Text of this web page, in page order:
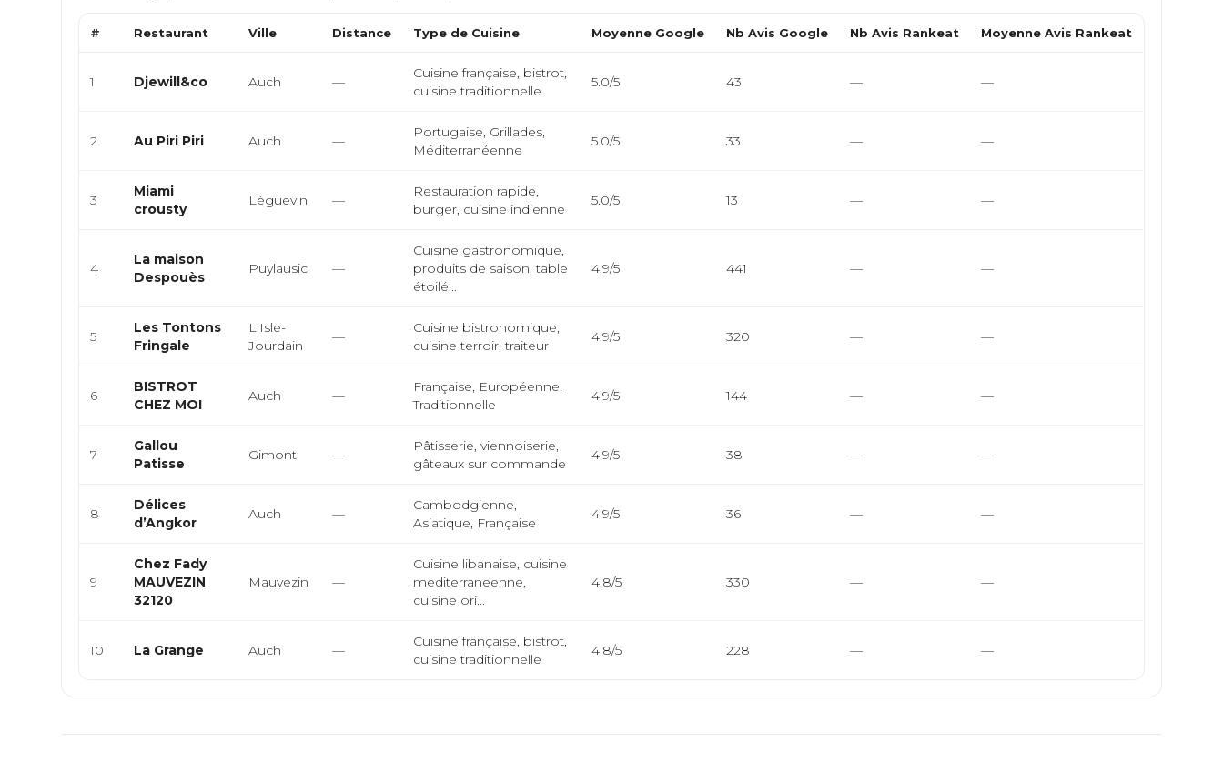
# Restaurant Ville Distance Type de Cuisine Moyenne Google Nb Avis Google Nb Avis Rankeat Moyenne Avis Rankeat
1 Djewill&co Auch —
Cuisine française, bistrot,
cuisine traditionnelle
5.0/5 43 — —
2 Au Piri Piri Auch —
Portugaise, Grillades,
Méditerranéenne
5.0/5 33 — —
3
Miami
crousty
Léguevin —
Restauration rapide,
burger, cuisine indienne
5.0/5 13 — —
4
La maison
Despouès
Puylausic —
Cuisine gastronomique,
produits de saison, table
étoilé...
4.9/5 441 — —
5
Les Tontons
Fringale
L'Isle-
Jourdain
—
Cuisine bistronomique,
cuisine terroir, traiteur
4.9/5 320 — —
6
BISTROT
CHEZ MOI
Auch —
Française, Européenne,
Traditionnelle
4.9/5 144 — —
7
Gallou
Patisse
Gimont —
Pâtisserie, viennoiserie,
gâteaux sur commande
4.9/5 38 — —
8
Délices
d’Angkor
Auch —
Cambodgienne,
Asiatique, Française
4.9/5 36 — —
9
Chez Fady
MAUVEZIN
32120
Mauvezin —
Cuisine libanaise, cuisine
mediterraneenne,
cuisine ori...
4.8/5 330 — —
10 La Grange Auch —
Cuisine française, bistrot,
cuisine traditionnelle
4.8/5 228 — —